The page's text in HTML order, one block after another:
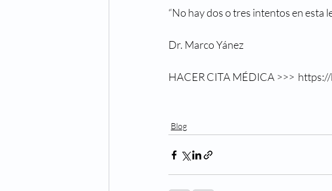
“No hay dos o tres intentos en esta
Dr. Marco Yánez
HACER CITA MÉDICA >>>
Blog